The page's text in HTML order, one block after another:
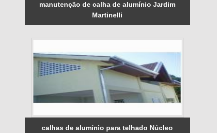
manutenção de calha de alumínio Jardim
Martinelli
calhas de alumínio para telhado Núcleo